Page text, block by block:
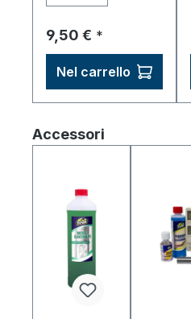
Prezzo normale:
9,50 € *
Nel carrello
Salta la galleria dei prodotti
Accessori